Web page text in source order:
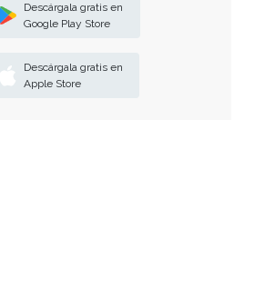
Descárgala gratis en
Google Play Store
Descárgala gratis en
Apple Store